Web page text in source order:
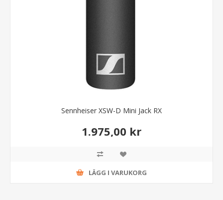
Sennheiser XSW-D Mini Jack RX
1.975,00 kr
LÄGG I VARUKORG